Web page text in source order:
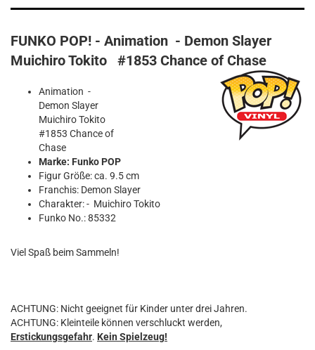
FUNKO POP! - Animation - Demon Slayer
Muichiro Tokito #1853 Chance of Chase
Animation -
Demon Slayer
Muichiro Tokito
#1853 Chance of
Chase
Marke: Funko POP
Figur Größe: ca. 9.5 cm
Franchis: Demon Slayer
Charakter: - Muichiro Tokito
Funko No.: 85332
Viel Spaß beim Sammeln!
ACHTUNG: Nicht geeignet für Kinder unter drei Jahren.
ACHTUNG: Kleinteile können verschluckt werden,
Erstickungsgefahr. Kein Spielzeug!